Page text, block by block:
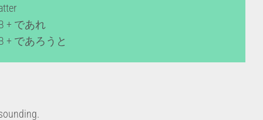
+ であれ
+ であろうと